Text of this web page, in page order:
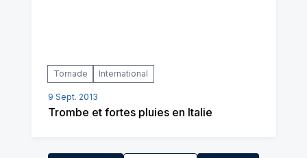
Tornade International
9 Sept. 2013
Trombe et fortes pluies en Italie